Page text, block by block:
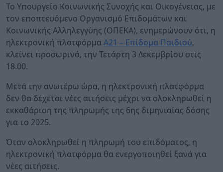
Το Υπουργείο Κοινωνικής Συνοχής και Οικογένειας, με
τον εποπτευόμενο Οργανισμό Επιδομάτων και
Κοινωνικής Αλληλεγγύης (ΟΠΕΚΑ), ενημερώνουν ότι, η
ηλεκτρονική πλατφόρμαΑ21 – Επίδομα Παιδιού,
κλείνει προσωρινά, την Τετάρτη 3 Δεκεμβρίου στις
18.00.
Μετά την ανωτέρω ώρα, η ηλεκτρονική πλατφόρμα
δεν θα δέχεται νέες αιτήσεις μέχρι να ολοκληρωθεί η
εκκαθάριση της πληρωμής της 6ης διμηνιαίας δόσης
για το 2025.
Όταν ολοκληρωθεί η πληρωμή του επιδόματος, η
ηλεκτρονική πλατφόρμα θα ενεργοποιηθεί ξανά για
νέες αιτήσεις.